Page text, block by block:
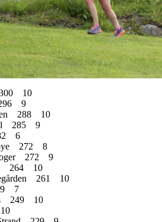
10
9
288
10
285
9
6
272
8
272
9
264
10
261
10
7
249
10
10